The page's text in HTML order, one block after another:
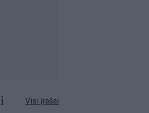
Visi įrašai